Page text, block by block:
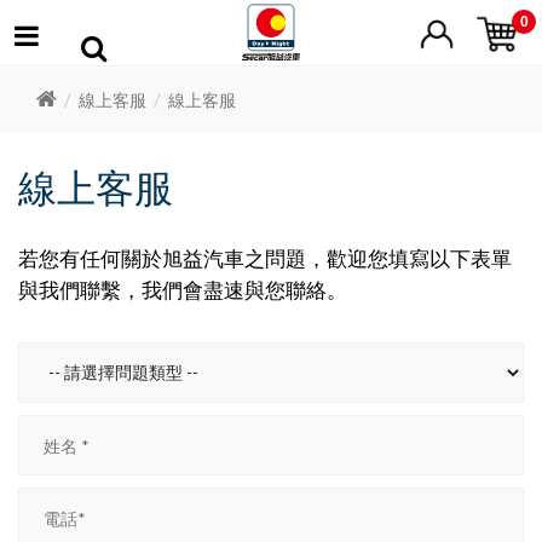
0
線上客服 線上客服
線上客服
若您有任何關於旭益汽車之問題，歡迎您填寫以下表單
與我們聯繫，我們會盡速與您聯絡。